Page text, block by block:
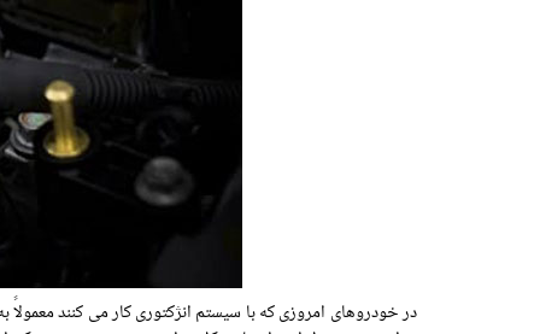
در خودروهای امروزی که با سیستم انژکتوری کار می کنند